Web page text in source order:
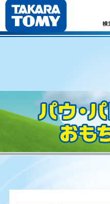
検
パウ・パト